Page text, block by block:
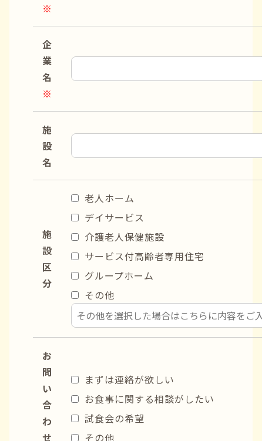
※
企
業
名
※
施
設
名
施
設
区
分
老人ホーム
デイサービス
介護老人保健施設
サービス付高齢者専用住宅
グループホーム
その他
お
問
い
合
わ
せ
まずは連絡が欲しい
お食事に関する相談がしたい
試食会の希望
その他